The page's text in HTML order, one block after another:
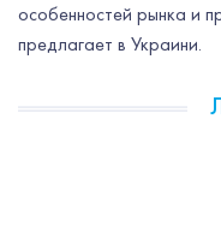
особенностей рынка и
предлагает в Украини.